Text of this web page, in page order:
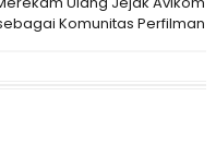
Komunitas Perfilman